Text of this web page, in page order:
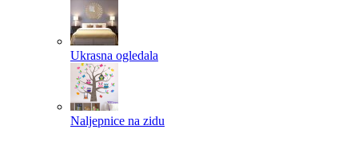
Ukrasna ogledala
Naljepnice na zidu